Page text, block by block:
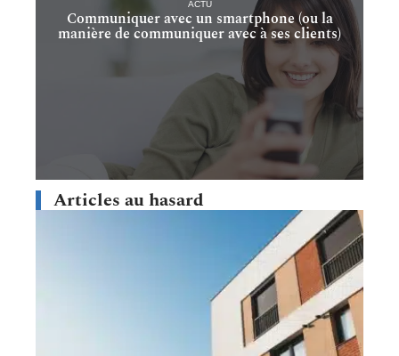
ACTU
Communiquer avec un smartphone (ou la
manière de communiquer avec à ses clients)
Articles au hasard